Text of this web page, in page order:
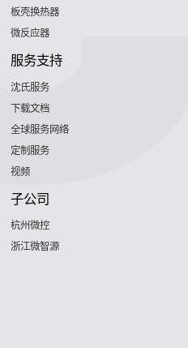
板壳换热器
微反应器
服务支持
沈氏服务
下载文档
全球服务网络
定制服务
视频
子公司
杭州微控
浙江微智源